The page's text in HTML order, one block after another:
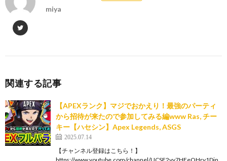
miya
関連する記事
【APEXランク】マジでおかえり！最強のパーティ
から招待が来たので参加してみる編www Ras, チー
キー【ハセシン】Apex Legends, ASGS
2025.07.14
【チャンネル登録はこちら！】